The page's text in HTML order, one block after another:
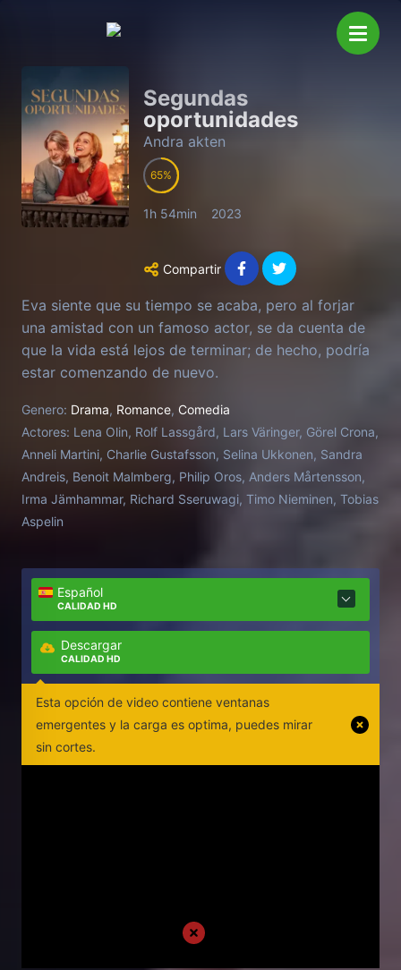
Segundas
oportunidades
Andra akten
65
1h 54min 2023
Compartir
Eva siente que su tiempo se acaba, pero al forjar
una amistad con un famoso actor, se da cuenta de
que la vida está lejos de terminar; de hecho, podría
estar comenzando de nuevo.
Genero: Drama, Romance, Comedia
Actores: Lena Olin, Rolf Lassgård, Lars Väringer, Görel Crona,
Anneli Martini, Charlie Gustafsson, Selina Ukkonen, Sandra
Andreis, Benoit Malmberg, Philip Oros, Anders Mårtensson,
Irma Jämhammar, Richard Sseruwagi, Timo Nieminen, Tobias
Aspelin
Español
CALIDAD HD
Descargar
CALIDAD HD
Esta opción de video contiene ventanas
emergentes y la carga es optima, puedes mirar
sin cortes.